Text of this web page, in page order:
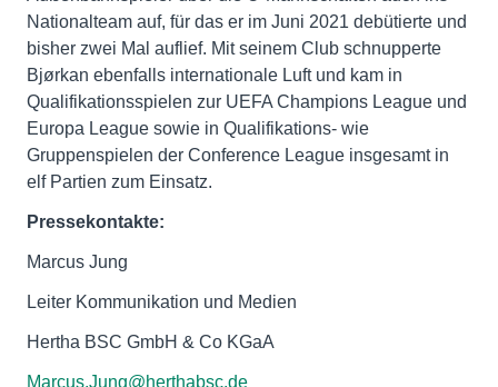
Nationalteam auf, für das er im Juni 2021 debütierte und
bisher zwei Mal auflief. Mit seinem Club schnupperte
Bjørkan ebenfalls internationale Luft und kam in
Qualifikationsspielen zur UEFA Champions League und
Europa League sowie in Qualifikations- wie
Gruppenspielen der Conference League insgesamt in
elf Partien zum Einsatz.
Pressekontakte:
Marcus Jung
Leiter Kommunikation und Medien
Hertha BSC GmbH & Co KGaA
Marcus.Jung@herthabsc.de